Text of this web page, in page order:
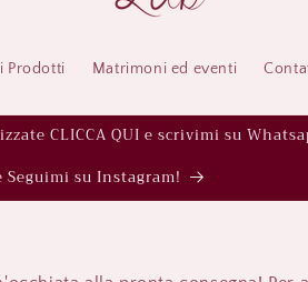
Prodotti Matrimoni ed eventi
CLICCA QUI e scrivimi su
Seguimi su Instagram!